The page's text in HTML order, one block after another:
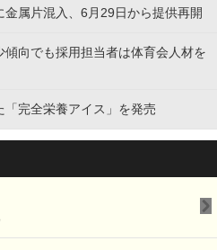
属片混入、6月29日から提供再開
向でも採用担当者は体育会人材を
完全栄養アイス」を発売